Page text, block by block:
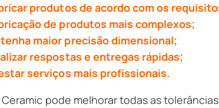
produtos de acordo com os
de produtos mais complexos;
maior precisão dimensional;
respostas e entregas rápidas;
serviços mais profissionais.
Ceramic pode melhorar todas as